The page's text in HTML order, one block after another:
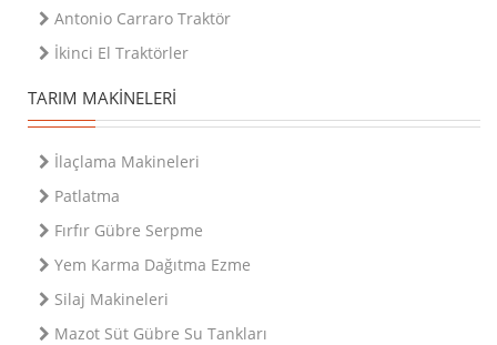
Antonio Carraro Traktör
İkinci El Traktörler
TARIM MAKINELERI
İlaçlama Makineleri
Patlatma
Fırfır Gübre Serpme
Yem Karma Dağıtma Ezme
Silaj Makineleri
Mazot Süt Gübre Su Tankları